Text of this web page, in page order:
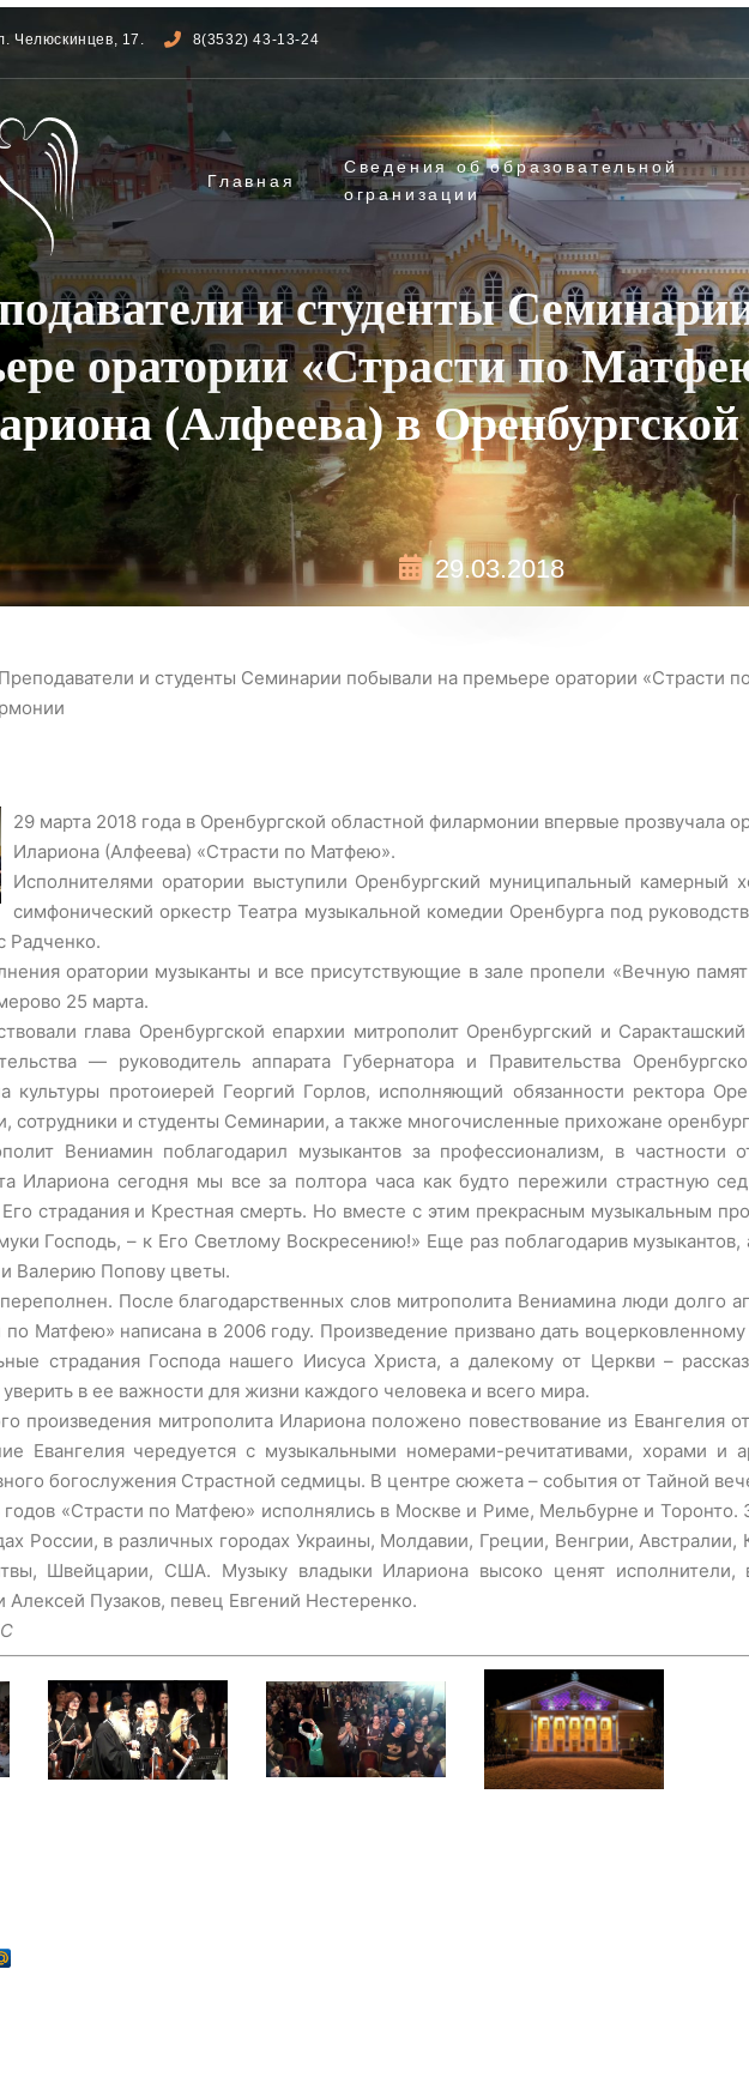
Челюскинцев, 17. 8(3532) 43-13-24
Главная
Сведения об образовательной
огранизации
и студенты
оратории «Страсти по
(Алфеева) в
29.03.2018
Преподаватели и студенты Семинарии побывали на премьере оратории «Страсти
29 марта 2018 года в Оренбургской областной филармонии впервые прозвучала
Илариона (Алфеева) «Страсти по Матфею».
Исполнителями оратории выступили Оренбургский муниципальный камерный
симфонический оркестр Театра музыкальной комедии Оренбурга под
Радченко.
оратории музыканты и все присутствующие в зале пропели «Вечную
25 марта.
глава Оренбургской епархии митрополит Оренбургский и
— руководитель аппарата Губернатора и Правительства
культуры протоиерей Георгий Горлов, исполняющий обязанности ректора
сотрудники и студенты Семинарии, а также многочисленные прихожане
Вениамин поблагодарил музыкантов за профессионализм, в частности
Илариона сегодня мы все за полтора часа как будто пережили страстную
страдания и Крестная смерть. Но вместе с этим прекрасным музыкальным
Господь, – к Его Светлому Воскресению!» Еще раз поблагодарив
Валерию Попову цветы.
После благодарственных слов митрополита Вениамина люди долго
Матфею» написана в 2006 году. Произведение призвано дать
страдания Господа нашего Иисуса Христа, а далекому от Церкви –
уверить в ее важности для жизни каждого человека и всего мира.
произведения митрополита Илариона положено повествование из Евангелия
Евангелия чередуется с музыкальными номерами-речитативами, хорами и
богослужения Страстной седмицы. В центре сюжета – события от Тайной
«Страсти по Матфею» исполнялись в Москве и Риме, Мельбурне и Торонто.
России, в различных городах Украины, Молдавии, Греции, Венгрии,
Швейцарии, США. Музыку владыки Илариона высоко ценят
Пузаков, певец Евгений Нестеренко.